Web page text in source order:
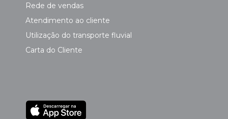
Rede de vendas
Atendimento ao cliente
Utilização do transporte fluvial
Carta do Cliente